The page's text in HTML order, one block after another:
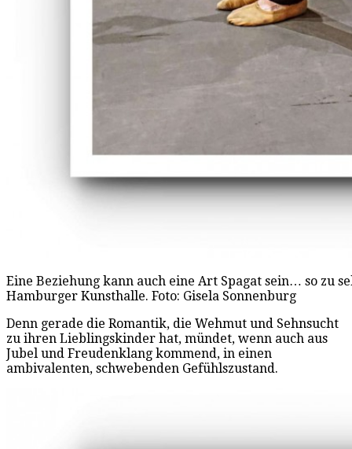
Eine Beziehung kann auch eine Art Spagat sein… so zu
Hamburger Kunsthalle. Foto: Gisela Sonnenburg
Denn gerade die Romantik, die Wehmut und Sehnsucht
zu ihren Lieblingskinder hat, mündet, wenn auch aus
Jubel und Freudenklang kommend, in einen
ambivalenten, schwebenden Gefühlszustand.